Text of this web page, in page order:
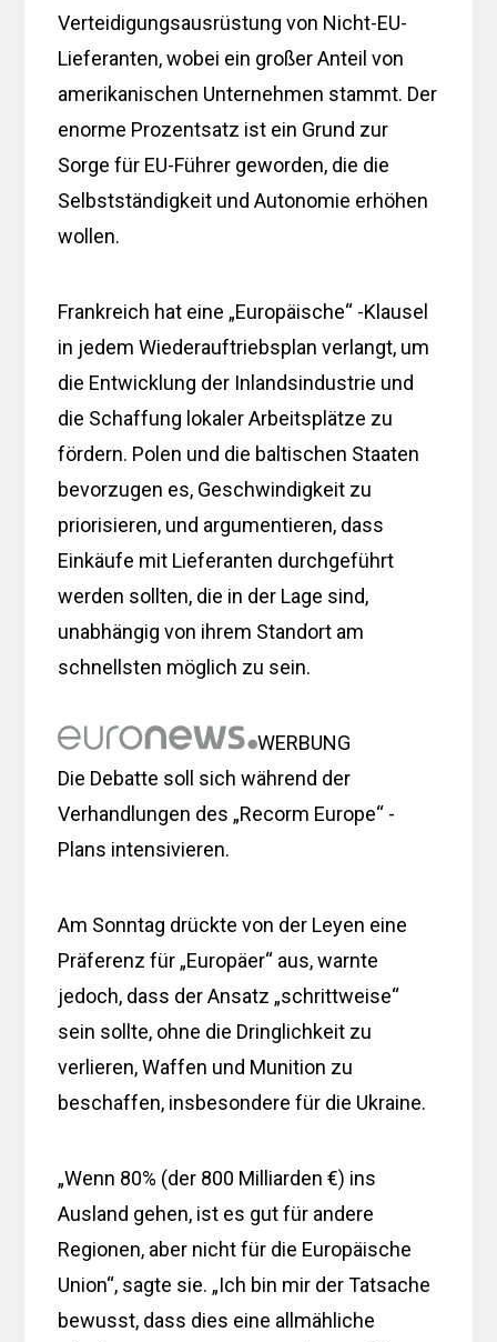
Verteidigungsausrüstung von Nicht-EU-
Lieferanten, wobei ein großer Anteil von
amerikanischen Unternehmen stammt. Der
enorme Prozentsatz ist ein Grund zur
Sorge für EU-Führer geworden, die die
Selbstständigkeit und Autonomie erhöhen
wollen.
Frankreich hat eine „Europäische“ -Klausel
in jedem Wiederauftriebsplan verlangt, um
die Entwicklung der Inlandsindustrie und
die Schaffung lokaler Arbeitsplätze zu
fördern. Polen und die baltischen Staaten
bevorzugen es, Geschwindigkeit zu
priorisieren, und argumentieren, dass
Einkäufe mit Lieferanten durchgeführt
werden sollten, die in der Lage sind,
unabhängig von ihrem Standort am
schnellsten möglich zu sein.
WERBUNG
Die Debatte soll sich während der
Verhandlungen des „Recorm Europe“ -
Plans intensivieren.
Am Sonntag drückte von der Leyen eine
Präferenz für „Europäer“ aus, warnte
jedoch, dass der Ansatz „schrittweise“
sein sollte, ohne die Dringlichkeit zu
verlieren, Waffen und Munition zu
beschaffen, insbesondere für die Ukraine.
„Wenn 80% (der 800 Milliarden €) ins
Ausland gehen, ist es gut für andere
Regionen, aber nicht für die Europäische
Union“, sagte sie. „Ich bin mir der Tatsache
bewusst, dass dies eine allmähliche